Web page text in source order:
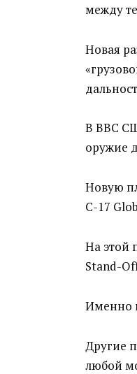
между
Новая
В ВВС
оружие
Новую
С-17
На этой
Stand-
Именно
Другие
любой